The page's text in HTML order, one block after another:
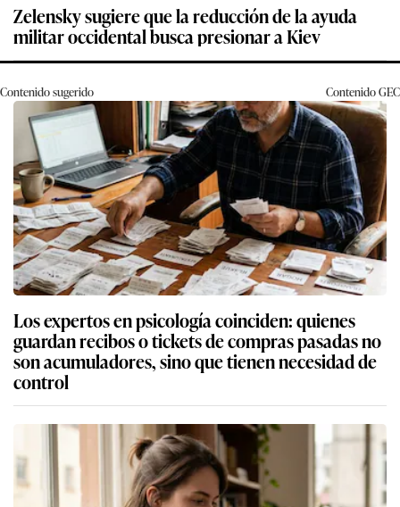
Zelensky sugiere que la reducción de la ayuda
militar occidental busca presionar a Kiev
Contenido sugerido ContenidoGEC
Los expertos en psicología coinciden: quienes
guardan recibos o tickets de compras pasadas no
son acumuladores, sino que tienen necesidad de
control